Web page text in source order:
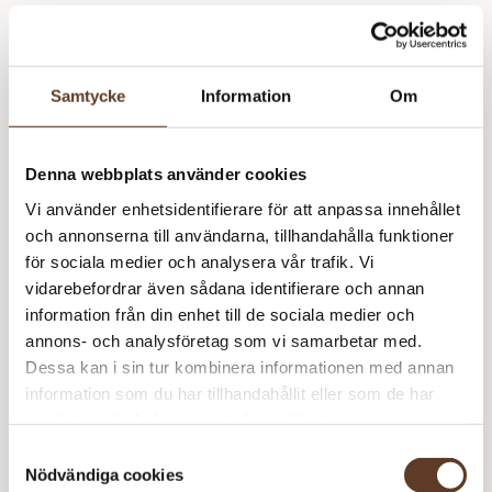
Samtycke Information Om
Denna webbplats använder cookies
Vi använder enhetsidentifierare för att anpassa innehållet
och annonserna till användarna, tillhandahålla funktioner
för sociala medier och analysera vår trafik. Vi
vidarebefordrar även sådana identifierare och annan
information från din enhet till de sociala medier och
annons- och analysföretag som vi samarbetar med.
Dessa kan i sin tur kombinera informationen med annan
information som du har tillhandahållit eller som de har
Nödvändiga cookies
Den snygga, rejäla asken innehåller färgglada kort
finns också ett häfte på 32 sidor med steg-för-steg-
instruktioner för de olika maskorna och en guide som
Prisspecifikation
Namn Pris/st Antal
Mormorsrutor – bok
och 50 kort
220 kr 220 kr
220 kr
Slutsåld Art.nr: BO-116-00400
Lägg i varukorg